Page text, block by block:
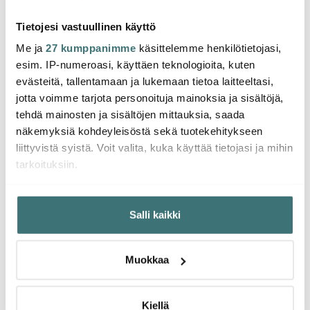
Tietojesi vastuullinen käyttö
Me ja 27 kumppanimme käsittelemme henkilötietojasi,
esim. IP-numeroasi, käyttäen teknologioita, kuten
evästeitä, tallentamaan ja lukemaan tietoa laitteeltasi,
jotta voimme tarjota personoituja mainoksia ja sisältöjä,
tehdä mainosten ja sisältöjen mittauksia, saada
näkemyksiä kohdeyleisöstä sekä tuotekehitykseen
liittyvistä syistä. Voit valita, kuka käyttää tietojasi ja mihin
tarkoituksiin.
Jos sallit, haluamme myös tehdä seuraavia:
Kerätä tietoja maantieteellisestä sijainnistasi,
mahdollisesti muutaman metrin tarkkuudella
aktiivisesti (sormenjäljen muodostaminen)
tiedot-osiossa
Salli kaikki
Muokkaa
Kiellä
Saatat pitää myös näistä